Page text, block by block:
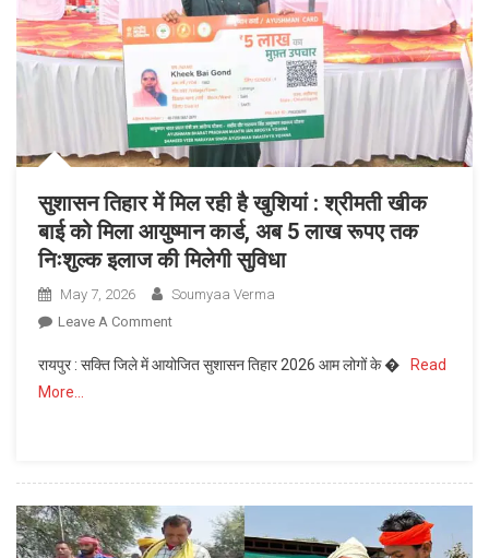
सहित
5
गिरफ्तार
सुशासन तिहार में मिल रही है खुशियां : श्रीमती खीक
बाई को मिला आयुष्मान कार्ड, अब 5 लाख रूपए तक
निःशुल्क इलाज की मिलेगी सुविधा
May 7, 2026
Soumyaa Verma
Leave A CommentOn
तिहार
:
श्रीमती
रायपुर : सक्ति जिले में आयोजित सुशासन तिहार 2026 आम लोगों के �
Read
More…